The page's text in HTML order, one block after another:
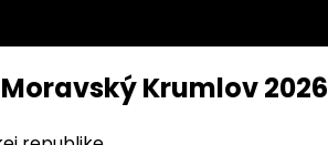
Moravský Krumlov 2026